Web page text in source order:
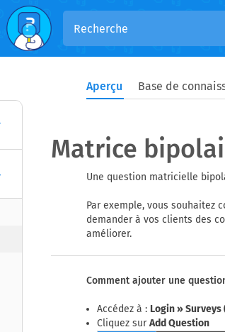
Aperçu Base de
Matrice
Une question matricielle
Par exemple, vous souhaitez
demander à vos clients des
améliorer.
Comment ajouter une
Accédez à : Login »
Cliquez surAdd Question